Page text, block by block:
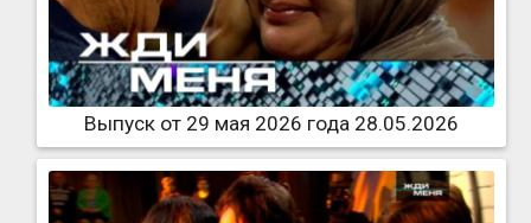
Выпуск от 29 мая 2026 года 28.05.2026